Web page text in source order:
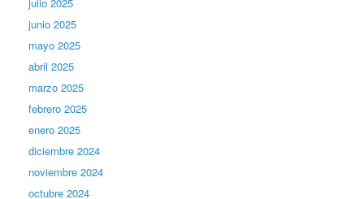
junio 2025
mayo 2025
abril 2025
marzo 2025
febrero 2025
enero 2025
diciembre 2024
noviembre 2024
octubre 2024